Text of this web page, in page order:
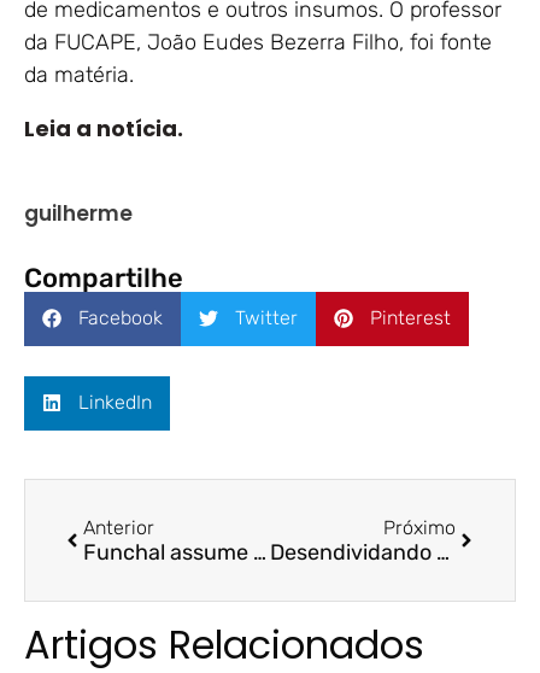
de medicamentos e outros insumos. O professor
da FUCAPE, João Eudes Bezerra Filho, foi fonte
da matéria.
Leia a notícia.
guilherme
Compartilhe
Facebook Twitter Pinterest
LinkedIn
Anterior
Funchal assume Secretaria de Fazenda e vira número 2 no Ministério da Economia – A Gazeta / Prof. Dr. Bruno Funchal
Próximo
Desendividando brasileiro – A Gazeta
Artigos Relacionados